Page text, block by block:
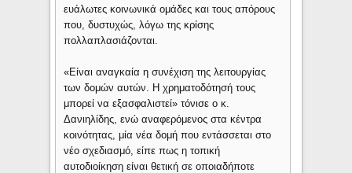
ευάλωτες κοινωνικά ομάδες και τους απόρους
που, δυστυχώς, λόγω της κρίσης
πολλαπλασιάζονται.
«Είναι αναγκαία η συνέχιση της λειτουργίας
των δομών αυτών. Η χρηματοδότησή τους
μπορεί να εξασφαλιστεί» τόνισε ο κ.
Δανιηλίδης, ενώ αναφερόμενος στα κέντρα
κοινότητας, μία νέα δομή που εντάσσεται στο
νέο σχεδιασμό, είπε πως η τοπική
αυτοδιοίκηση είναι θετική σε οποιαδήποτε